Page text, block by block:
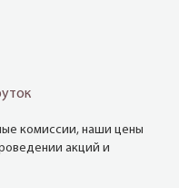
комиссии, наши цены
акций и